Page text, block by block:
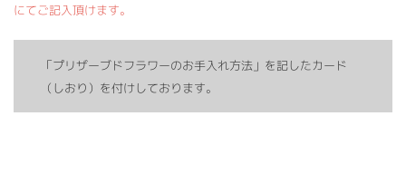
にてご記入頂けます。
「プリザーブドフラワーのお手入れ方法」を記したカード
（しおり）を付けしております。